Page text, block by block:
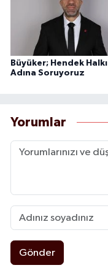
Büyüker; Hendek Halkı
Adına Soruyoruz
Yorumlar
Gönder